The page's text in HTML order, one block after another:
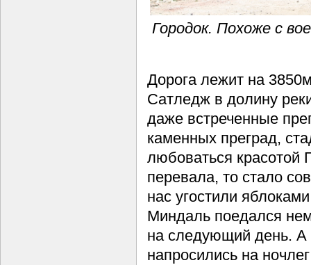
Городок. Похоже с
Дорога лежит на
Сатледж в долину
даже встреченные
каменных преград,
любоваться красотой
перевала, то стало
нас угостили
Миндаль поедался
на следующий день. А
напросились на